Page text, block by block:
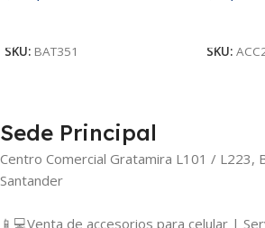
SKU: BAT351
SKU:
Sede Principal
Centro Comercial Gratamira L101 / L223,
Santander
📱💻Venta de accesorios para celular |